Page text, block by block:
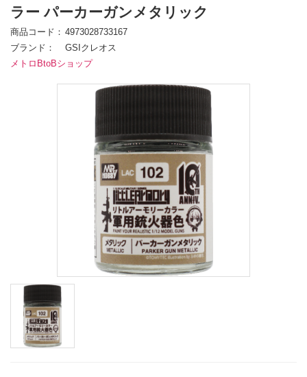
ラー パーカーガンメタリック
商品コード
4973028733167
ブランド
GSIクレオス
メトロBtoBショップ